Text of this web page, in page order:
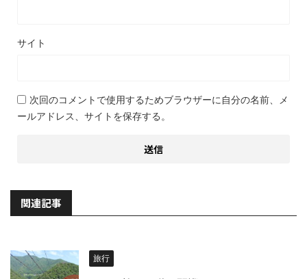
サイト
次回のコメントで使用するためブラウザーに自分の名前、メ
ールアドレス、サイトを保存する。
関連記事
旅行